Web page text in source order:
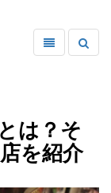
は？そ
を紹介